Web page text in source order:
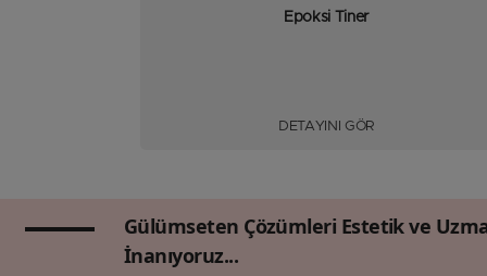
Epoksi Tiner
DETAYINI GÖR
Gülümseten Çözümleri Estetik ve
İnanıyoruz...